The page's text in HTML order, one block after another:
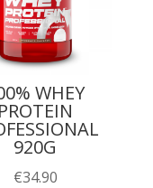
WHEY
PROTEIN
920G
€34.90